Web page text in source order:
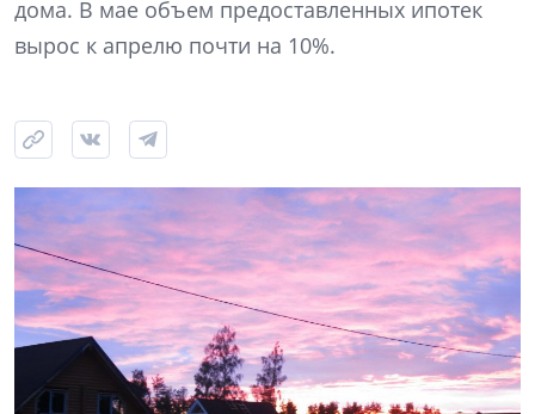
дома. В мае объем предоставленных ипотек
вырос к апрелю почти на 10%.